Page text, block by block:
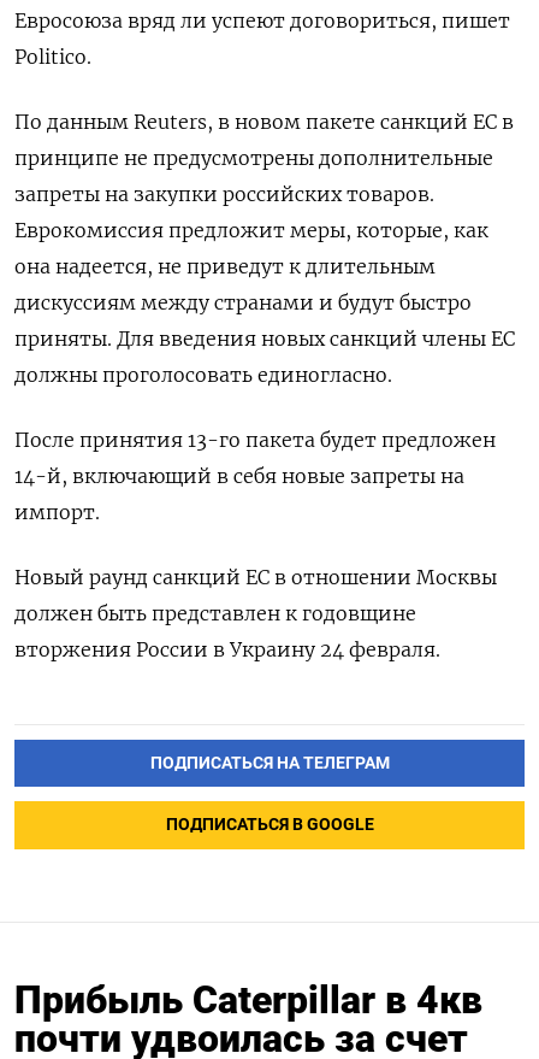
Евросоюза вряд ли успеют договориться, пишет
Politico.
По данным Reuters, в новом пакете санкций ЕС в
принципе не предусмотрены дополнительные
запреты на закупки российских товаров.
Еврокомиссия предложит меры, которые, как
она надеется, не приведут к длительным
дискуссиям между странами и будут быстро
приняты. Для введения новых санкций члены ЕС
должны проголосовать единогласно.
После принятия 13-го пакета будет предложен
14-й, включающий в себя новые запреты на
импорт.
Новый раунд санкций ЕС в отношении Москвы
должен быть представлен к годовщине
вторжения России в Украину 24 февраля.
ПОДПИСАТЬСЯ НА ТЕЛЕГРАМ
ПОДПИСАТЬСЯ В GOOGLE
Прибыль Caterpillar в 4кв
почти удвоилась за счет